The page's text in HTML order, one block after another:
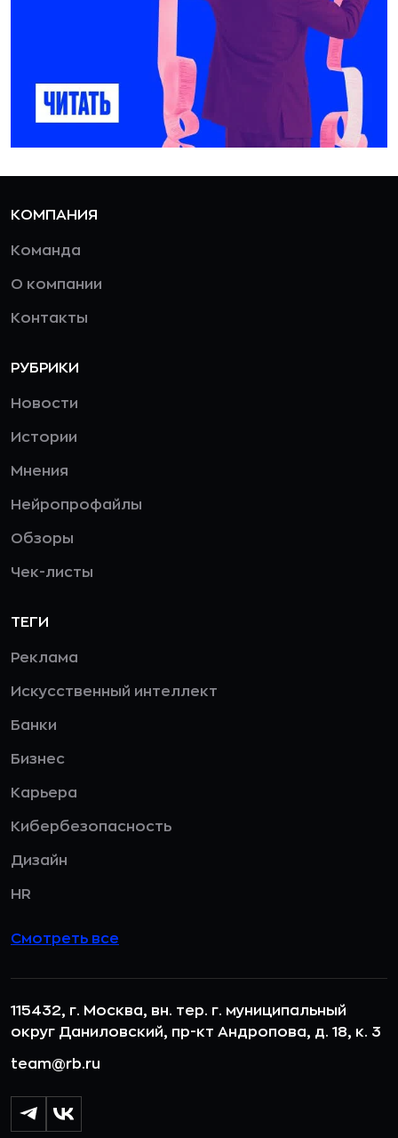
КОМПАНИЯ
Команда
О компании
Контакты
РУБРИКИ
Новости
Истории
Мнения
Нейропрофайлы
Обзоры
Чек-листы
ТЕГИ
Реклама
Искусственный интеллект
Банки
Бизнес
Карьера
Кибербезопасность
Дизайн
HR
Смотреть все
115432, г. Москва, вн. тер. г. муниципальный
округ Даниловский, пр-кт Андропова, д. 18, к. 3
team@rb.ru